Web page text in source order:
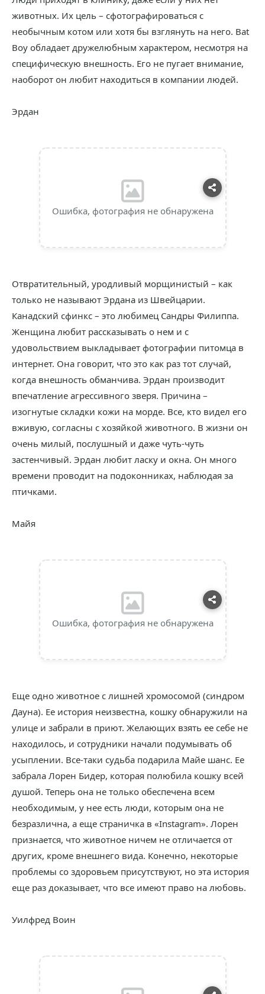
животных. Их цель – сфотографироваться с
необычным котом или хотя бы взглянуть на него. Bat
Boy обладает дружелюбным характером, несмотря на
специфическую внешность. Его не пугает внимание,
наоборот он любит находиться в компании людей.
Эрдан
Ошибка, фотография не обнаружена
Отвратительный, уродливый морщинистый – как
только не называют Эрдана из Швейцарии.
Канадский сфинкс – это любимец Сандры Филиппа.
Женщина любит рассказывать о нем и с
удовольствием выкладывает фотографии питомца в
интернет. Она говорит, что это как раз тот случай,
когда внешность обманчива. Эрдан производит
впечатление агрессивного зверя. Причина –
изогнутые складки кожи на морде. Все, кто видел его
вживую, согласны с хозяйкой животного. В жизни он
очень милый, послушный и даже чуть-чуть
застенчивый. Эрдан любит ласку и окна. Он много
времени проводит на подоконниках, наблюдая за
птичками.
Майя
Ошибка, фотография не обнаружена
Еще одно животное с лишней хромосомой (синдром
Дауна). Ее история неизвестна, кошку обнаружили на
улице и забрали в приют. Желающих взять ее себе не
находилось, и сотрудники начали подумывать об
усыплении. Все-таки судьба подарила Майе шанс. Ее
забрала Лорен Бидер, которая полюбила кошку всей
душой. Теперь она не только обеспечена всем
необходимым, у нее есть люди, которым она не
безразлична, а еще страничка в «Instagram». Лорен
признается, что животное ничем не отличается от
других, кроме внешнего вида. Конечно, некоторые
проблемы со здоровьем присутствуют, но эта история
еще раз доказывает, что все имеют право на любовь.
Уилфред Воин